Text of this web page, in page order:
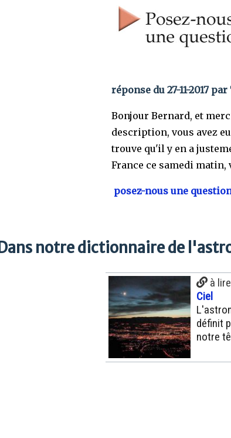
réponse du 27-11-2017
Bonjour Bernard, et
description, vous avez
trouve qu'il y en a
France ce samedi matin,
posez-nous une
Dans notre dictionnaire de
à
Ciel
définit
notre